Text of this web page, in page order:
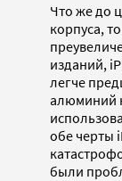
Что же до
корпуса,
изданий,
легче
алюминий
обе черты
были